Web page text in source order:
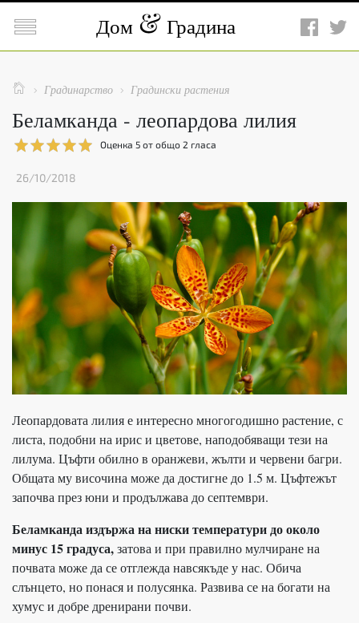
 Дом Градина
  Градинарство  Градински растения
Беламканда - леопардова лилия
Оценка 5 от общо 2 гласа
26/10/2018
Леопардовата лилия е интересно многогодишно растение, с
листа, подобни на ирис и цветове, наподобяващи тези на
лилума. Цъфти обилно в оранжеви, жълти и червени багри.
Общата му височина може да достигне до 1.5 м. Цъфтежът
започва през юни и продължава до септември.
Беламканда издържа на ниски температури до около
минус 15 градуса,затова и при правилно мулчиране на
почвата може да се отглежда навсякъде у нас. Обича
слънцето, но понася и полусянка. Развива се на богати на
хумус и добре дренирани почви.